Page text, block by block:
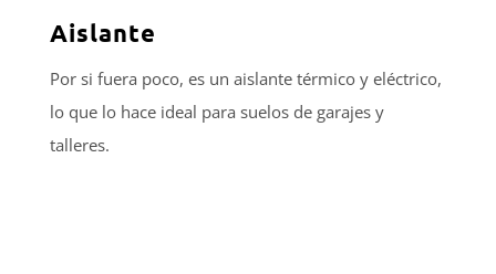
Aislante
Por si fuera poco, es un aislante térmico y eléctrico,
lo que lo hace ideal para suelos de garajes y
talleres.